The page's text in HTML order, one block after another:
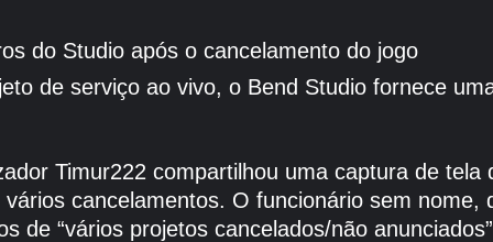
do Studio após o cancelamento do jogo
de serviço ao vivo, o Bend Studio fornece
Timur222 compartilhou uma captura de
cancelamentos. O funcionário sem
de “vários projetos cancelados/não